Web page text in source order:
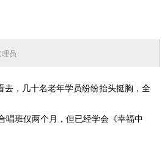
管理员
，几十名老年学员纷纷抬头挺胸，全
班仅两个月，但已经学会《幸福中